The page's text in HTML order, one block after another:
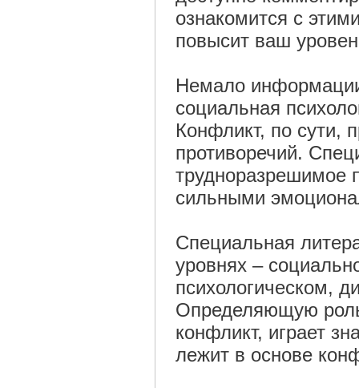
ознакомится с
повысит ваш
Немало
социальная
Конфликт, по сути,
противоречий.
трудноразрешимое
сильными
Специальная
уровнях –
психологическом,
Определяющую
конфликт, играет
лежит в основе